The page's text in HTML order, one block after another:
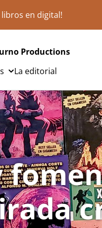
en digital!
Productions
La editorial